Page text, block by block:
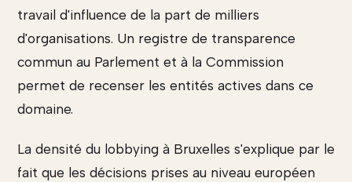
travail d'influence de la part de milliers
d'organisations. Un registre de transparence
commun au Parlement et à la Commission
permet de recenser les entités actives dans ce
domaine.
La densité du lobbying à Bruxelles s'explique par le
fait que les décisions prises au niveau européen